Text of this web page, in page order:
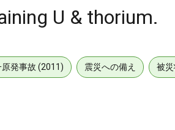
U & thorium.
発事故 (2011) 震災への備え 被災